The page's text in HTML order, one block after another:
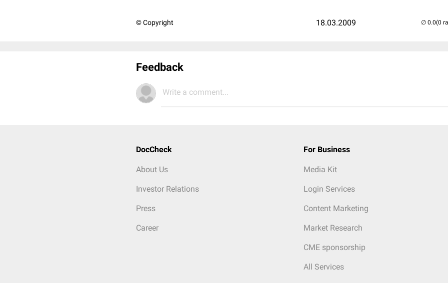
© Copyright 18.03.2009 (0
Feedback
Write a comment...
DocCheck
About Us
Investor Relations
Press
Career
For Business
Media Kit
Login Services
Content Marketing
Market Research
CME sponsorship
All Services